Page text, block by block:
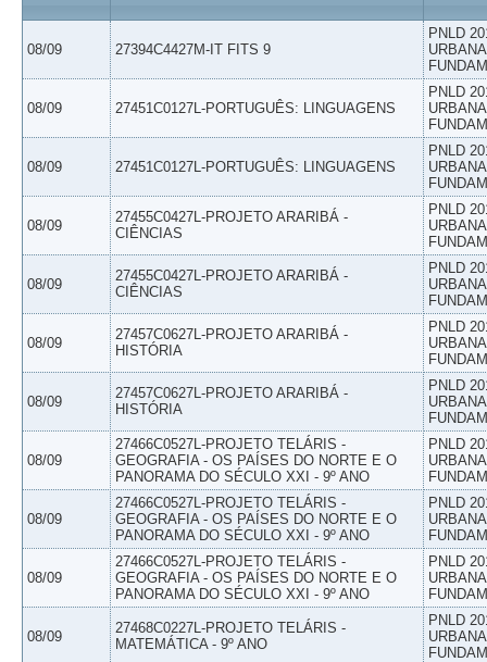
08/09 27394C4427M-IT FITS 9
PNLD
08/09 27451C0127L-PORTUGUÊS: LINGUAGENS
PNLD
08/09 27451C0127L-PORTUGUÊS: LINGUAGENS
PNLD
08/09
27455C0427L-PROJETO ARARIBÁ -
CIÊNCIAS
PNLD
08/09
27455C0427L-PROJETO ARARIBÁ -
CIÊNCIAS
PNLD
08/09
27457C0627L-PROJETO ARARIBÁ -
HISTÓRIA
PNLD
08/09
27457C0627L-PROJETO ARARIBÁ -
HISTÓRIA
PNLD
08/09
27466C0527L-PROJETO TELÁRIS -
GEOGRAFIA - OS PAÍSES DO NORTE E O
PANORAMA DO SÉCULO XXI - 9º ANO
PNLD
08/09
27466C0527L-PROJETO TELÁRIS -
GEOGRAFIA - OS PAÍSES DO NORTE E O
PANORAMA DO SÉCULO XXI - 9º ANO
PNLD
08/09
27466C0527L-PROJETO TELÁRIS -
GEOGRAFIA - OS PAÍSES DO NORTE E O
PANORAMA DO SÉCULO XXI - 9º ANO
PNLD
08/09
27468C0227L-PROJETO TELÁRIS -
MATEMÁTICA - 9º ANO
PNLD